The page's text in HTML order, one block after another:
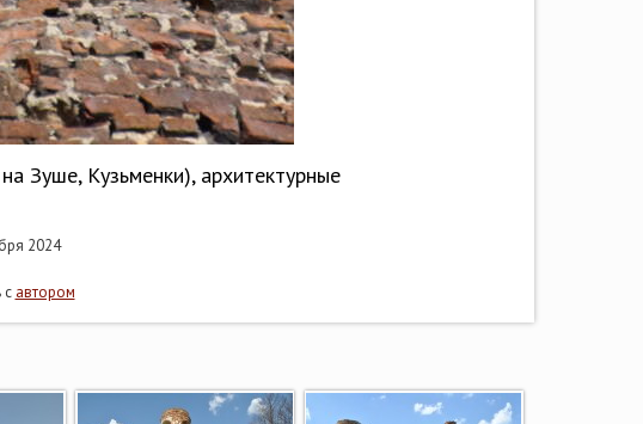
Зуше, Кузьменки), архитектурные
2024
с автором